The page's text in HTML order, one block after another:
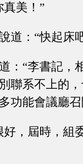
真美！”
道：“快起床
：“李書記，
聯系不上的
功能會議廳
好，屆時，組